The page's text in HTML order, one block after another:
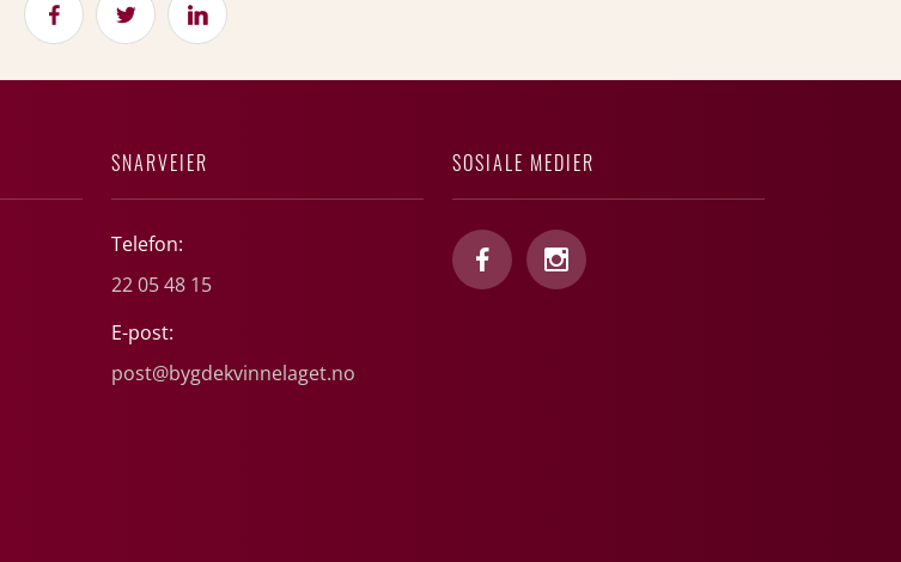
SNARVEIER
Telefon:
22 05 48 15
E-post:
post@bygdekvinnelaget.no
SOSIALE MEDIER